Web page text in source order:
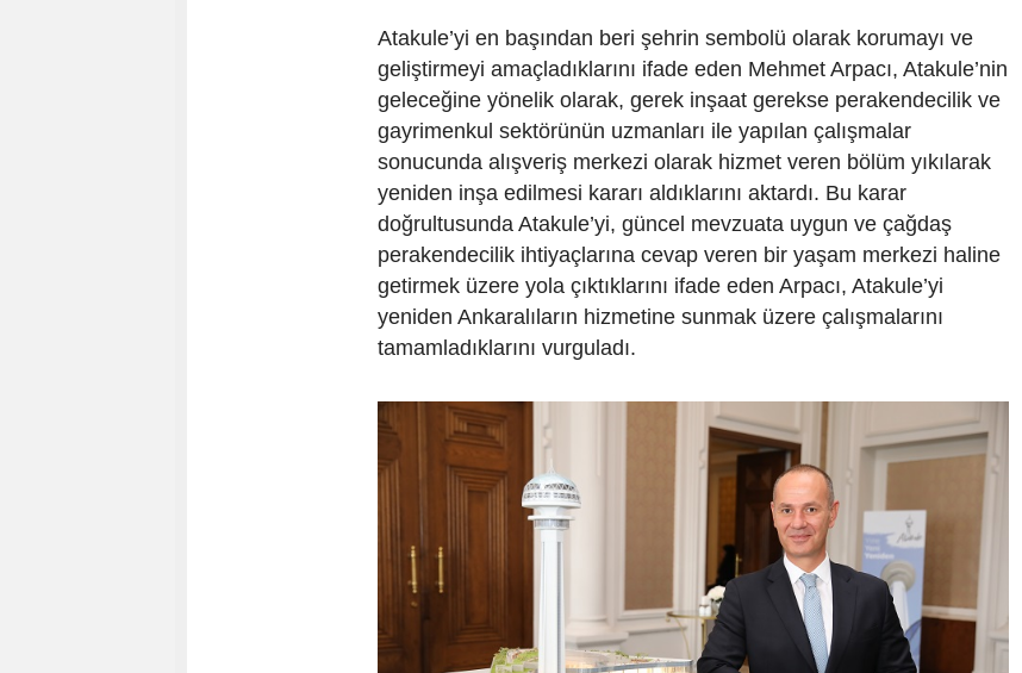
Atakule’yi en başından beri şehrin sembolü olarak korumayı ve
geliştirmeyi amaçladıklarını ifade eden Mehmet Arpacı, Atakule’nin
geleceğine yönelik olarak, gerek inşaat gerekse perakendecilik ve
gayrimenkul sektörünün uzmanları ile yapılan çalışmalar
sonucunda alışveriş merkezi olarak hizmet veren bölüm yıkılarak
yeniden inşa edilmesi kararı aldıklarını aktardı. Bu karar
doğrultusunda Atakule’yi, güncel mevzuata uygun ve çağdaş
perakendecilik ihtiyaçlarına cevap veren bir yaşam merkezi haline
getirmek üzere yola çıktıklarını ifade eden Arpacı, Atakule’yi
yeniden Ankaralıların hizmetine sunmak üzere çalışmalarını
tamamladıklarını vurguladı.